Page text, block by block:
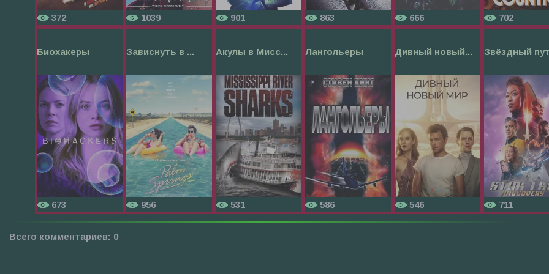
372 1039 901 863 666 702
Биохакеры
673
Зависнуть в ...
956
Акулы в Мисс...
531
Лангольеры
586
Дивный новый...
546
Звёздный
711
Всего комментариев: 0